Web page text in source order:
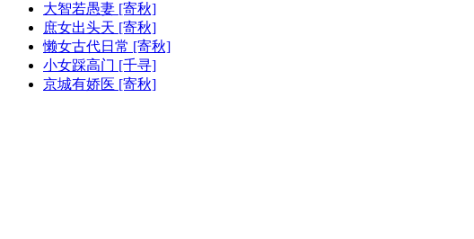
大智若愚妻 [寄秋]
庶女出头天 [寄秋]
懒女古代日常 [寄秋]
小女踩高门 [千寻]
京城有娇医 [寄秋]